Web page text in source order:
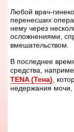
Любой врач-
перенесших
нему через
осложнениями,
вмешательством.
В последнее
средства,
TENA (Тена) ,
недержания мочи,